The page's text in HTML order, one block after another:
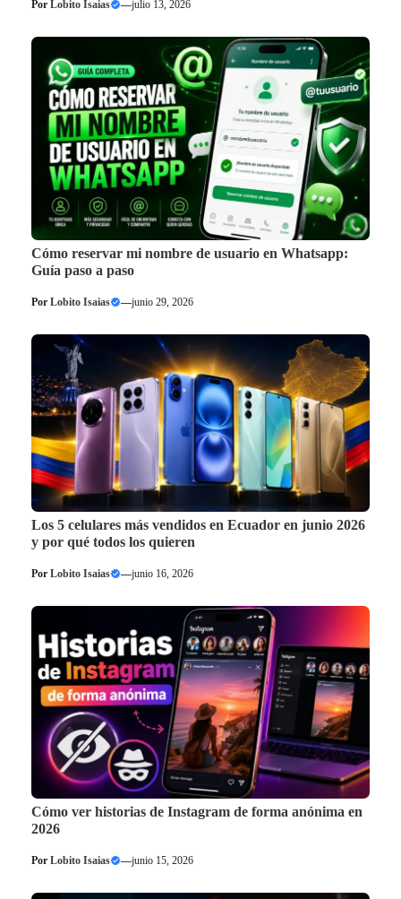
Por Lobito Isaias —julio 13, 2026
Cómo reservar mi nombre de usuario en Whatsapp:
Guía paso a paso
Por Lobito Isaias —junio 29, 2026
Los 5 celulares más vendidos en Ecuador en junio 2026
y por qué todos los quieren
Por Lobito Isaias —junio 16, 2026
Cómo ver historias de Instagram de forma anónima en
2026
Por Lobito Isaias —junio 15, 2026